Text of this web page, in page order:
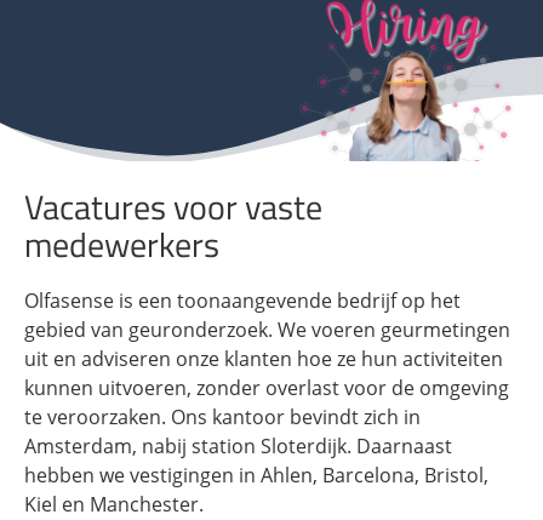
Vacatures voor vaste
medewerkers
Olfasense is een toonaangevende bedrijf op het
gebied van geuronderzoek. We voeren geurmetingen
uit en adviseren onze klanten hoe ze hun activiteiten
kunnen uitvoeren, zonder overlast voor de omgeving
te veroorzaken. Ons kantoor bevindt zich in
Amsterdam, nabij station Sloterdijk. Daarnaast
hebben we vestigingen in Ahlen, Barcelona, ​​Bristol,
Kiel en Manchester.